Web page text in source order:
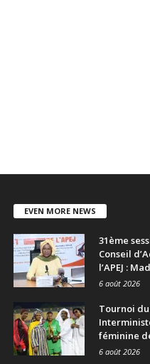
EVEN MORE NEWS
31ème
Conseil
l’APEJ :
6 août 2026
Tournoi
féminine
6 août 2026